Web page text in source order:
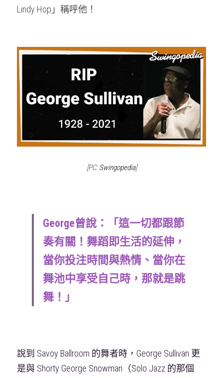
Lindy Hop」稱呼他！
[PC: Swingopedia]
George曾說：「這一切都跟節
奏有關！舞蹈即生活的延伸，
當你投注時間與熱情、當你在
舞池中享受自己時，那就是跳
舞！」
說到 Savoy Ballroom 的舞者時，George Sullivan 更
是與 Shorty George Snowman（Solo Jazz 的那個